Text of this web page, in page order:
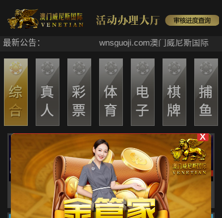
最新公告： wnsguoji.com澳门威尼斯国际
活动详情
申请优惠
感恩回馈【第四十二期】
X